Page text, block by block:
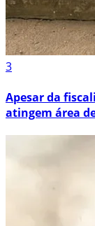
3
Apesar da
atingem área